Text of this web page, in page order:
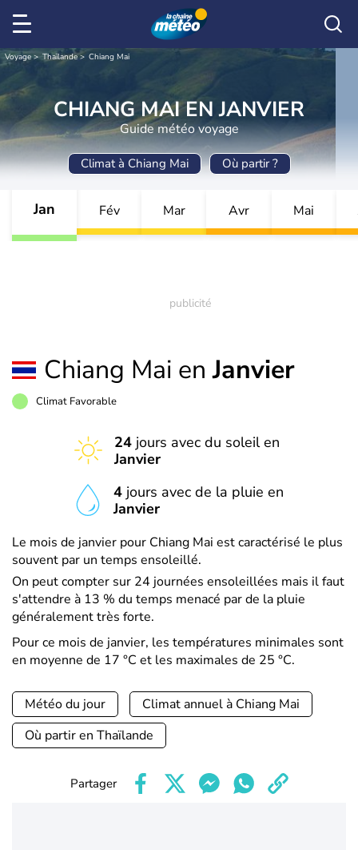
Voyage Thaïlande Chiang Mai
CHIANG MAI EN JANVIER
Guide météo voyage
Climat à Chiang Mai Où partir ?
Jan Fév Mar Avr Mai
Chiang Mai enJanvier
Climat Favorable
24 jours avec du soleil en
Janvier
4 jours avec de la pluie en
Janvier
Le mois de janvier pour Chiang Mai est caractérisé le plus
souvent par un temps ensoleillé.
On peut compter sur 24 journées ensoleillées mais il faut
s'attendre à 13 % du temps menacé par de la pluie
généralement très forte.
Pour ce mois de janvier, les températures minimales sont
en moyenne de 17 °C et les maximales de 25 °C.
Météo du jour
Climat annuel à Chiang Mai
Où partir en Thaïlande
Partager